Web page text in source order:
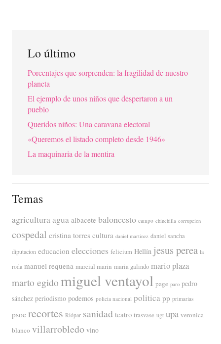
Lo último
Porcentajes que sorprenden: la fragilidad de nuestro
planeta
El ejemplo de unos niños que despertaron a un
pueblo
Queridos niños: Una caravana electoral
«Queremos el listado completo desde 1946»
La maquinaria de la mentira
Temas
agriculturaagua albacete baloncesto campo chinchilla corrupcion
cospedal cristina torres cultura daniel martinez daniel sancha
diputacion educacion elecciones felicium Hellín jesus perea la
roda manuel requena marcial marin maria galindo mario plaza
marto egidomiguel ventayol page paro pedro
sánchez periodismo podemos policia nacional politica pp primarias
psoe recortes Riópar sanidad teatro trasvase ugt upa veronica
blanco villarrobledo vino